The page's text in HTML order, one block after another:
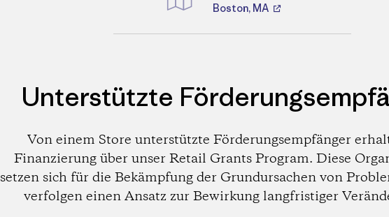
Wegbeschreibungen
Boston, MA
Unterstützte
Von einem Store unterstützte Förderungsempfänger
Finanzierung über unser Retail Grants Program. Diese
setzen sich für die Bekämpfung der Grundursachen von
verfolgen einen Ansatz zur Bewirkung langfristiger